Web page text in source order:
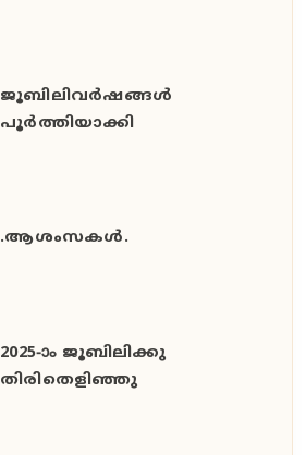
ജൂബിലിവർഷങ്ങൾ
പൂർത്തിയാക്കി
.ആശംസകൾ.
2025-ാം ജൂബിലിക്കു
തിരിതെളിഞ്ഞു